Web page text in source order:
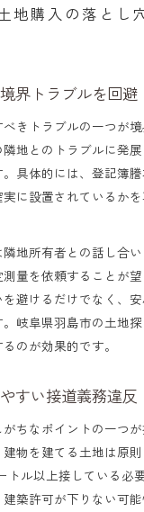
地購入の落とし
界トラブルを回避
きトラブルの一つが
地とのトラブルに発
具体的には、登記簿
に設置されているか
地所有者との話し合
量を依頼することが
避けるだけでなく、
岐阜県羽島市の土地
のが効果的です。
すい接道義務違反
ちなポイントの一つ
物を建てる土地は原
トル以上接している必
築許可が下りない可